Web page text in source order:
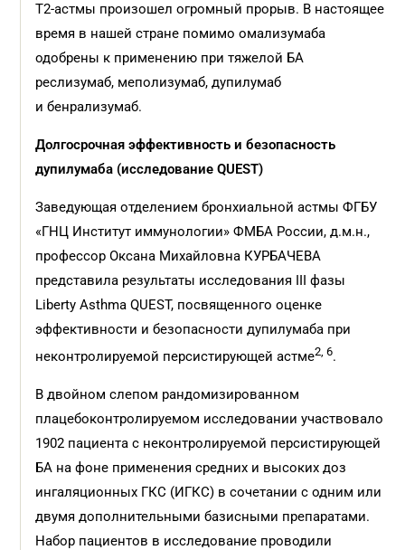
Т2-астмы произошел огромный прорыв. В настоящее
время в нашей стране помимо омализумаба
одобрены к применению при тяжелой БА
реслизумаб, меполизумаб, дупилумаб
и бенрализумаб.
Долгосрочная эффективность и безопасность
дупилумаба (исследование QUEST)
Заведующая отделением бронхиальной астмы ФГБУ
«ГНЦ Институт иммунологии» ФМБА России, д.м.н.,
профессор Оксана Михайловна КУРБАЧЕВА
представила результаты исследования III фазы
Liberty Asthma QUEST, посвященного оценке
эффективности и безопасности дупилумаба при
неконтролируемой персистирующей астме2, 6.
В двойном слепом рандомизированном
плацебоконтролируемом исследовании участвовало
1902 пациента с неконтролируемой персистирующей
БА на фоне применения средних и высоких доз
ингаляционных ГКС (ИГКС) в сочетании с одним или
двумя дополнительными базисными препаратами.
Набор пациентов в исследование проводили